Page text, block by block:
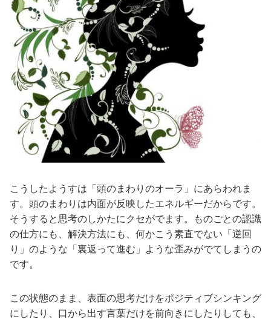
こうしたようすは「頭のまわりのオーラ」にあらわれま
す。頭のまわりは内面が反映したエネルギーだからです。
そうすると思考のしかたにクセがでます。ものごとの認識
の仕方にも、解決方法にも、何かこう素直でない「逆回
り」のような「裏返って進む」ような歪みがでてしまうの
です。
この状態のまま、表面の思考だけをポジティブシンキング
にしたり、口から出す言葉だけを前向きにしたりしても、